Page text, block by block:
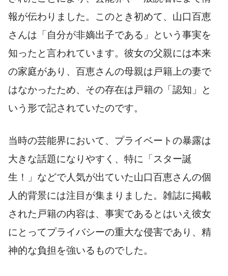
報が伝わりました。このとき初めて、山口百恵
さんは「自分が非嫡出子である」という事実を
知ったと言われています。彼女の父親には本来
の家庭があり、百恵さんの母親は戸籍上の妻で
はなかったため、その存在は戸籍の「認知」と
いう形で記されていたのです。
当時の芸能界において、プライベートの暴露は
大きな話題になりやすく、特に「スター誕
生！」などで人気が出ていた山口百恵さんの個
人的背景には注目が集まりました。雑誌に掲載
された戸籍の内容は、事実であるとはいえ彼女
にとってプライバシーの重大な侵害であり、精
神的な負担を強いるものでした。